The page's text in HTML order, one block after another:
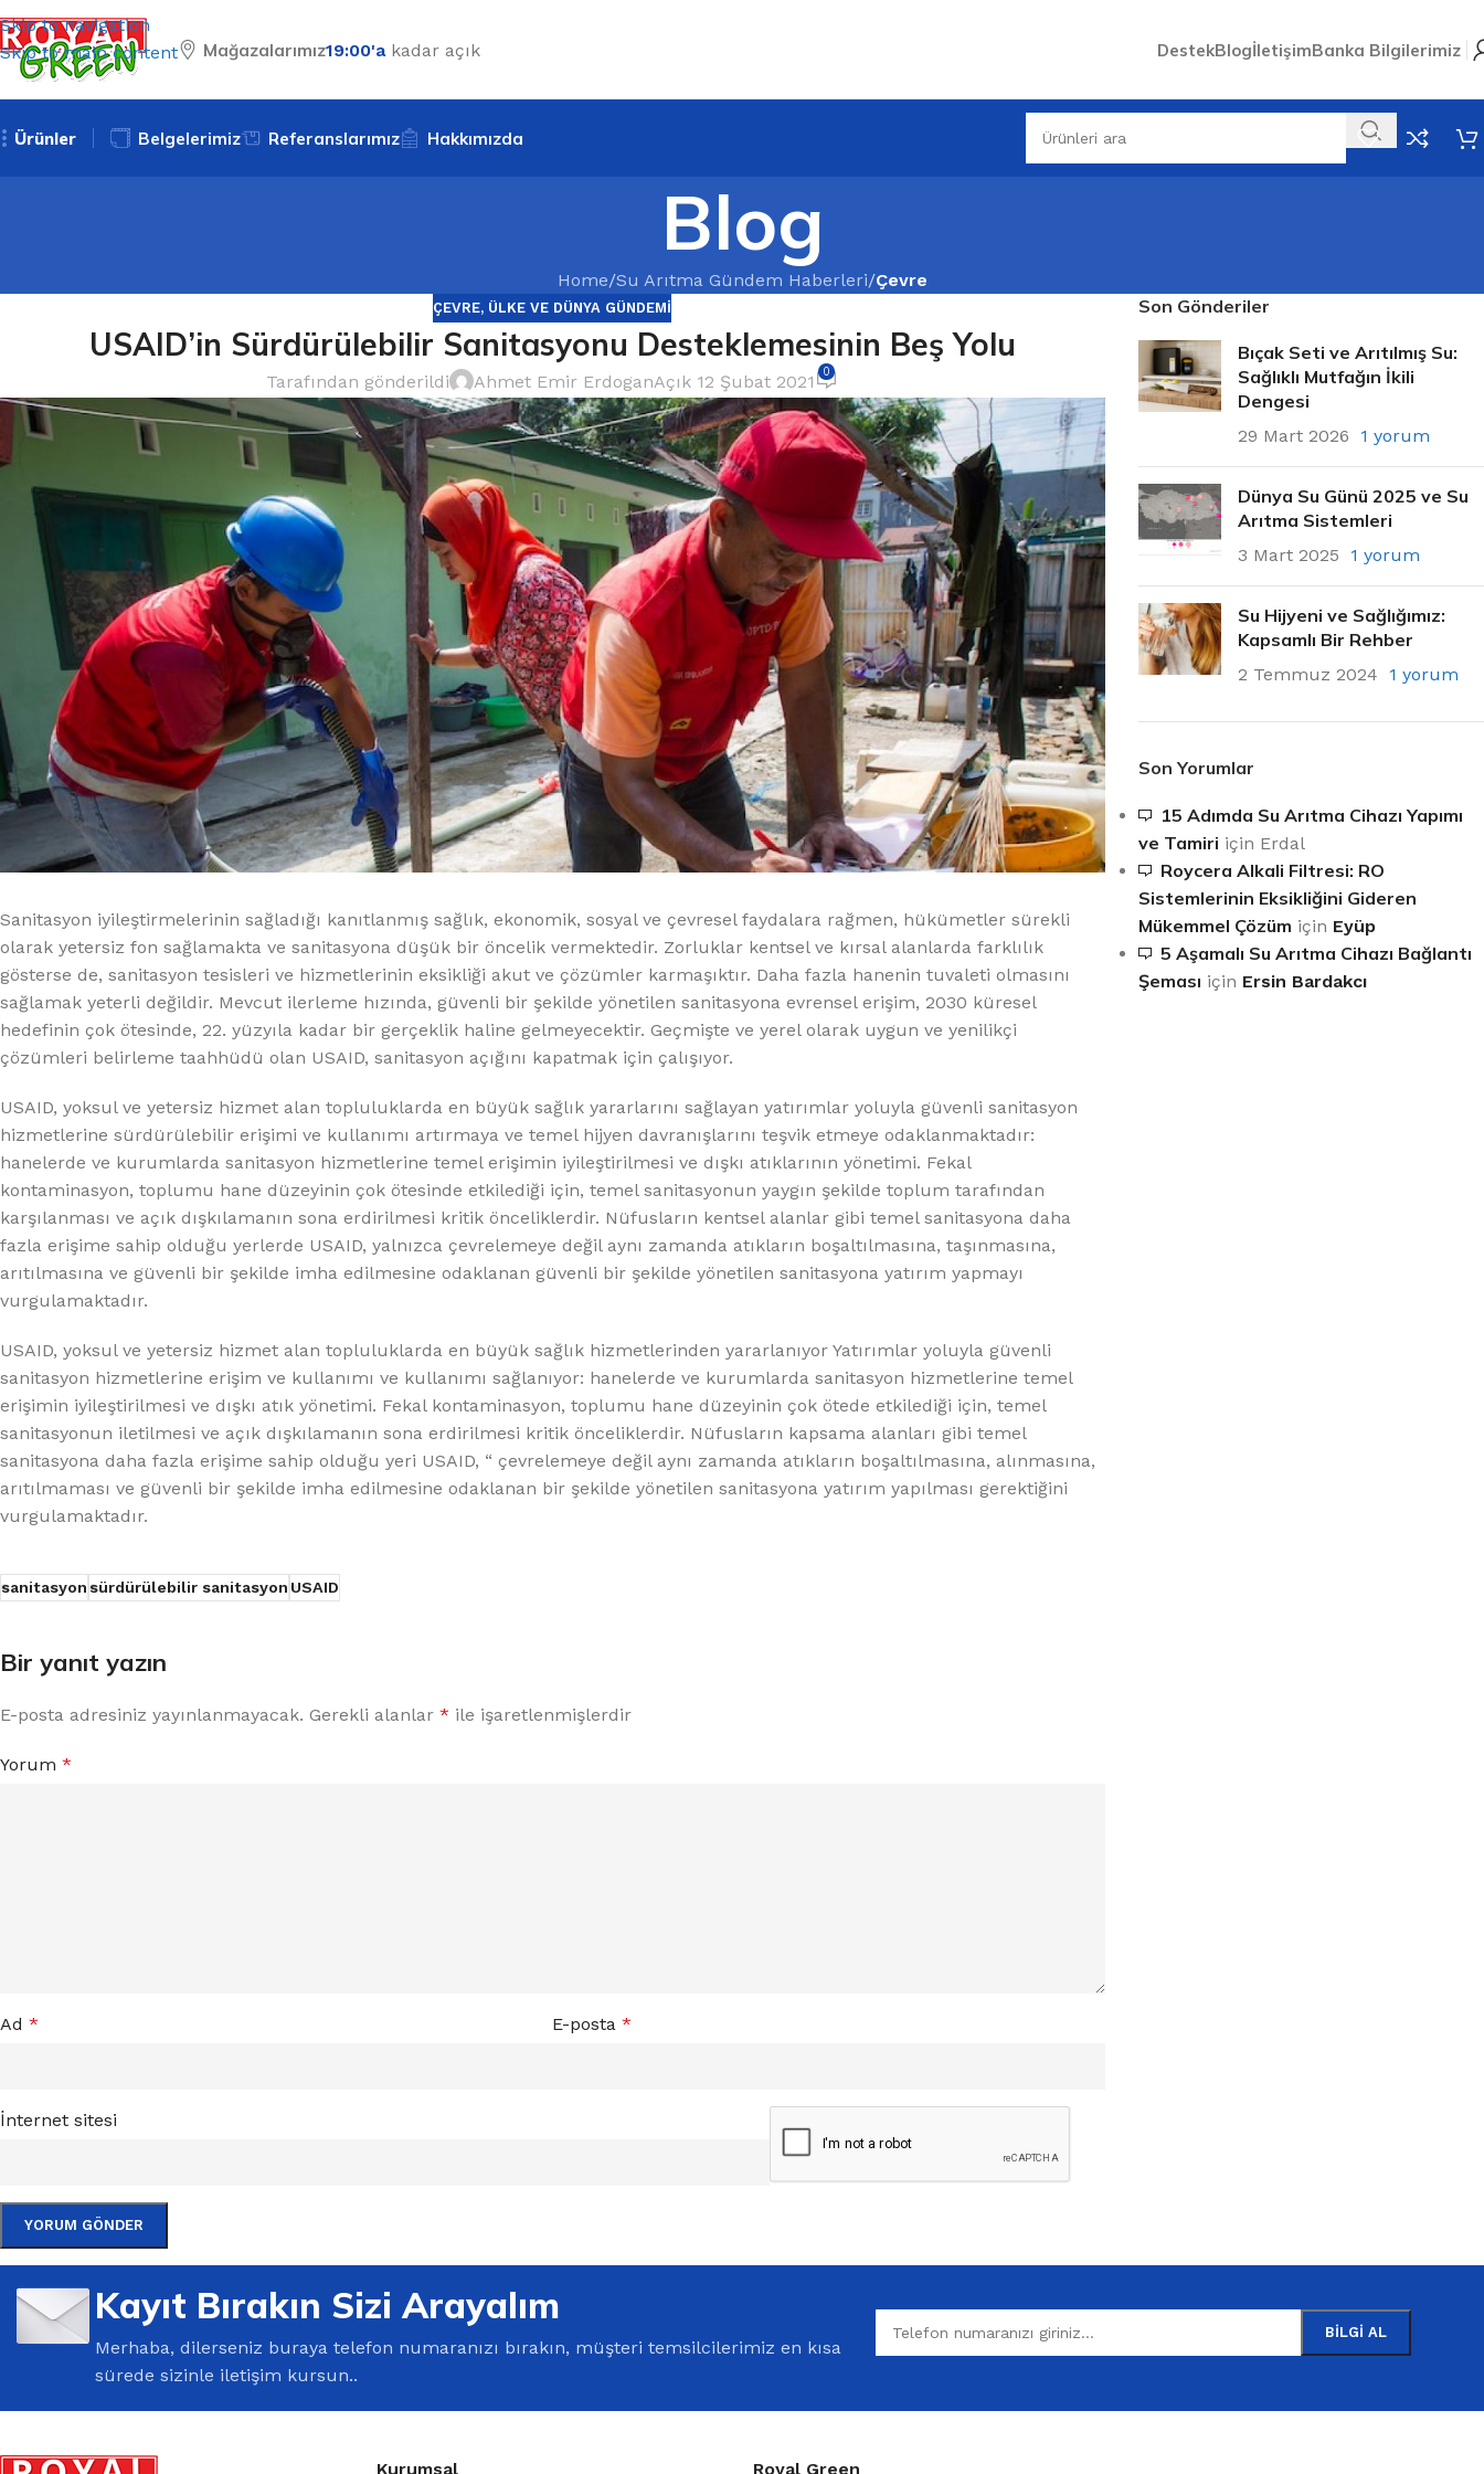
Skip to navigation
Skip to main content
Mağazalarımız19:00'a kadar açık DestekBlogİletişimBanka Bilgilerimiz
Ürünler
Lux Plus Serisi
Ev tipi su arıtma cihazları
%10 INDIRIM
Softlime Serisi
Evtipi su arıtma cihazları
%10 INDIRIM %10 INDIRIM
Belgelerimiz Referanslarımız Hakkımızda
Blog
Home/Su Arıtma Gündem Haberleri/Çevre
ÇEVRE, ÜLKE VE DÜNYA GÜNDEMI
USAID’in Sürdürülebilir Sanitasyonu Desteklemesinin Beş Yolu
Tarafından gönderildi Ahmet Emir ErdoganAçık 12 Şubat 2021 0
Sanitasyon iyileştirmelerinin sağladığı kanıtlanmış sağlık, ekonomik, sosyal ve çevresel faydalara rağmen, hükümetler sürekli
olarak yetersiz fon sağlamakta ve sanitasyona düşük bir öncelik vermektedir. Zorluklar kentsel ve kırsal alanlarda farklılık
gösterse de, sanitasyon tesisleri ve hizmetlerinin eksikliği akut ve çözümler karmaşıktır. Daha fazla hanenin tuvaleti olmasını
sağlamak yeterli değildir. Mevcut ilerleme hızında, güvenli bir şekilde yönetilen sanitasyona evrensel erişim, 2030 küresel
hedefinin çok ötesinde, 22. yüzyıla kadar bir gerçeklik haline gelmeyecektir. Geçmişte ve yerel olarak uygun ve yenilikçi
çözümleri belirleme taahhüdü olan USAID, sanitasyon açığını kapatmak için çalışıyor.
USAID, yoksul ve yetersiz hizmet alan topluluklarda en büyük sağlık yararlarını sağlayan yatırımlar yoluyla güvenli sanitasyon
hizmetlerine sürdürülebilir erişimi ve kullanımı artırmaya ve temel hijyen davranışlarını teşvik etmeye odaklanmaktadır:
hanelerde ve kurumlarda sanitasyon hizmetlerine temel erişimin iyileştirilmesi ve dışkı atıklarının yönetimi. Fekal
kontaminasyon, toplumu hane düzeyinin çok ötesinde etkilediği için, temel sanitasyonun yaygın şekilde toplum tarafından
karşılanması ve açık dışkılamanın sona erdirilmesi kritik önceliklerdir. Nüfusların kentsel alanlar gibi temel sanitasyona daha
fazla erişime sahip olduğu yerlerde USAID, yalnızca çevrelemeye değil aynı zamanda atıkların boşaltılmasına, taşınmasına,
arıtılmasına ve güvenli bir şekilde imha edilmesine odaklanan güvenli bir şekilde yönetilen sanitasyona yatırım yapmayı
vurgulamaktadır.
USAID, yoksul ve yetersiz hizmet alan topluluklarda en büyük sağlık hizmetlerinden yararlanıyor Yatırımlar yoluyla güvenli
sanitasyon hizmetlerine erişim ve kullanımı ve kullanımı sağlanıyor: hanelerde ve kurumlarda sanitasyon hizmetlerine temel
erişimin iyileştirilmesi ve dışkı atık yönetimi. Fekal kontaminasyon, toplumu hane düzeyinin çok ötede etkilediği için, temel
sanitasyonun iletilmesi ve açık dışkılamanın sona erdirilmesi kritik önceliklerdir. Nüfusların kapsama alanları gibi temel
sanitasyona daha fazla erişime sahip olduğu yeri USAID, “ çevrelemeye değil aynı zamanda atıkların boşaltılmasına, alınmasına,
arıtılmaması ve güvenli bir şekilde imha edilmesine odaklanan bir şekilde yönetilen sanitasyona yatırım yapılması gerektiğini
vurgulamaktadır.
sanitasyonsürdürülebilir sanitasyonUSAID
Bir yanıt yazın
E-posta adresiniz yayınlanmayacak. Gerekli alanlar * ile işaretlenmişlerdir
Yorum *
Ad * E-posta*
İnternet sitesi
Son Gönderiler
Bıçak Seti ve Arıtılmış Su:
Sağlıklı Mutfağın İkili
Dengesi
29 Mart 2026 1 yorum
Dünya Su Günü 2025 ve Su
Arıtma Sistemleri
3 Mart 2025 1 yorum
Su Hijyeni ve Sağlığımız:
Kapsamlı Bir Rehber
2 Temmuz 2024 1 yorum
Son Yorumlar
15 Adımda Su Arıtma Cihazı Yapımı
ve Tamiri için Erdal
Roycera Alkali Filtresi: RO
Sistemlerinin Eksikliğini Gideren
Mükemmel Çözüm için Eyüp
5 Aşamalı Su Arıtma Cihazı Bağlantı
Şeması için Ersin Bardakcı
Kayıt Bırakın Sizi Arayalım
Merhaba, dilerseniz buraya telefon numaranızı bırakın, müşteri temsilcilerimiz en kısa
sürede sizinle iletişim kursun..
Kurumsal Royal Green